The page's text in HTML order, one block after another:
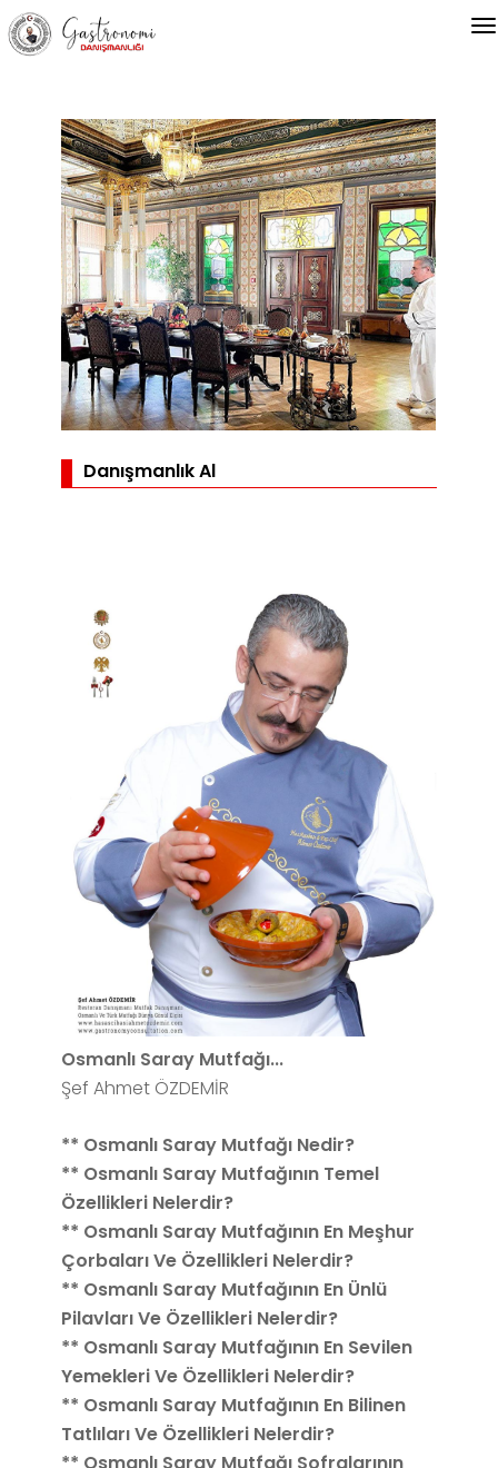
Danışmanlık Al
Osmanlı Saray Mutfağı...
Şef Ahmet ÖZDEMİR
** Osmanlı Saray Mutfağı Nedir?
** Osmanlı Saray Mutfağının Temel
Özellikleri Nelerdir?
** Osmanlı Saray Mutfağının En Meşhur
Çorbaları Ve Özellikleri Nelerdir?
** Osmanlı Saray Mutfağının En Ünlü
Pilavları Ve Özellikleri Nelerdir?
** Osmanlı Saray Mutfağının En Sevilen
Yemekleri Ve Özellikleri Nelerdir?
** Osmanlı Saray Mutfağının En Bilinen
Tatlıları Ve Özellikleri Nelerdir?